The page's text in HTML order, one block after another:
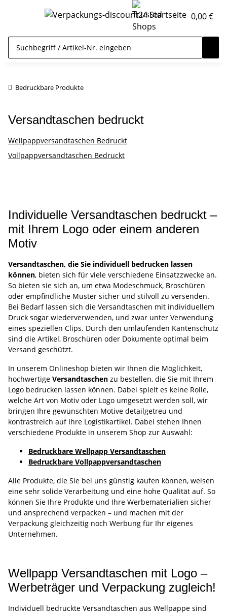
0,00 €
Bedruckbare Produkte
Versandtaschen bedruckt
Wellpappversandtaschen Bedruckt
Vollpappversandtaschen Bedruckt
Individuelle Versandtaschen bedruckt –
mit Ihrem Logo oder einem anderen
Motiv
Versandtaschen, die Sie individuell bedrucken lassen
können, bieten sich für viele verschiedene Einsatzzwecke an.
So bieten sie sich an, um etwa Modeschmuck, Broschüren
oder empfindliche Muster sicher und stilvoll zu versenden.
Bei Bedarf lassen sich die Versandtaschen mit individuellem
Druck sogar wiederverwenden, und zwar unter Verwendung
eines speziellen Clips. Durch den umlaufenden Kantenschutz
sind die Artikel, Broschüren oder Dokumente optimal beim
Versand geschützt.
In unserem Onlineshop bieten wir Ihnen die Möglichkeit,
hochwertige Versandtaschen zu bestellen, die Sie mit Ihrem
Logo bedrucken lassen können. Dabei spielt es keine Rolle,
welche Art von Motiv oder Logo umgesetzt werden soll, wir
bringen Ihre gewünschten Motive detailgetreu und
kontrastreich auf Ihre Logistikartikel. Dabei stehen Ihnen
verschiedene Produkte in unserem Shop zur Auswahl:
Bedruckbare Wellpapp Versandtaschen
Bedruckbare Vollpappversandtaschen
Alle Produkte, die Sie bei uns günstig kaufen können, weisen
eine sehr solide Verarbeitung und eine hohe Qualität auf. So
können Sie Ihre Produkte und Ihre Werbematerialien sicher
und ansprechend verpacken – und machen mit der
Verpackung gleichzeitig noch Werbung für Ihr eigenes
Unternehmen.
Wellpapp Versandtaschen mit Logo –
Werbeträger und Verpackung zugleich!
Individuell bedruckte Versandtaschen aus Wellpappe sind